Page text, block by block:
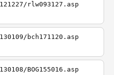
rlw093127.asp
bch171120.asp
BOG155016.asp